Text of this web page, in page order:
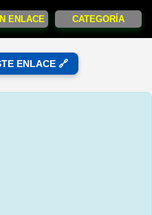
ENLACE CATEGORÍA
ENLACE 🔗